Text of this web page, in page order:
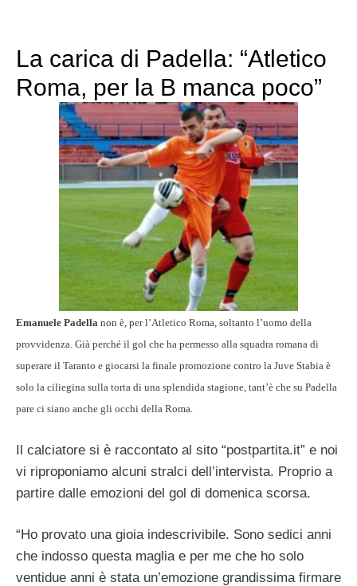
La carica di Padella: “Atletico
Roma, per la B manca poco”
Emanuele Padella non è, per l’Atletico Roma, soltanto l’uomo della
provvidenza. Già perché il gol che ha permesso alla squadra romana di
superare il Taranto e giocarsi la finale promozione contro la Juve Stabia è
solo la ciliegina sulla torta di una splendida stagione, tant’è che su Padella
pare ci siano anche gli occhi della Roma.
Il calciatore si è raccontato al sito “postpartita.it” e noi
vi riproponiamo alcuni stralci dell’intervista. Proprio a
partire dalle emozioni del gol di domenica scorsa.
“Ho provato una gioia indescrivibile. Sono sedici anni
che indosso questa maglia e per me che ho solo
ventidue anni è stata un’emozione grandissima firmare